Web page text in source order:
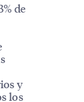
de
y
los